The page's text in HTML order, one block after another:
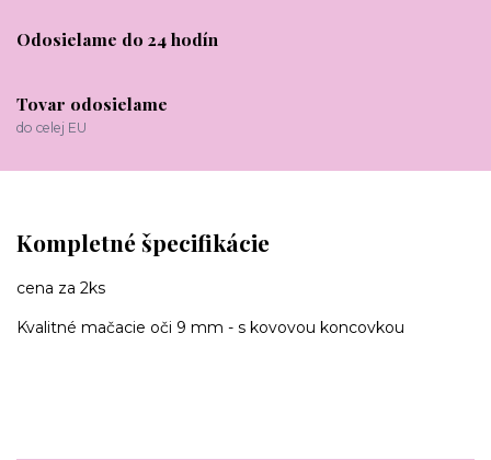
Odosielame do 24 hodín
Tovar odosielame
do celej EU
Kompletné špecifikácie
cena za 2ks
Kvalitné mačacie oči 9 mm - s kovovou koncovkou